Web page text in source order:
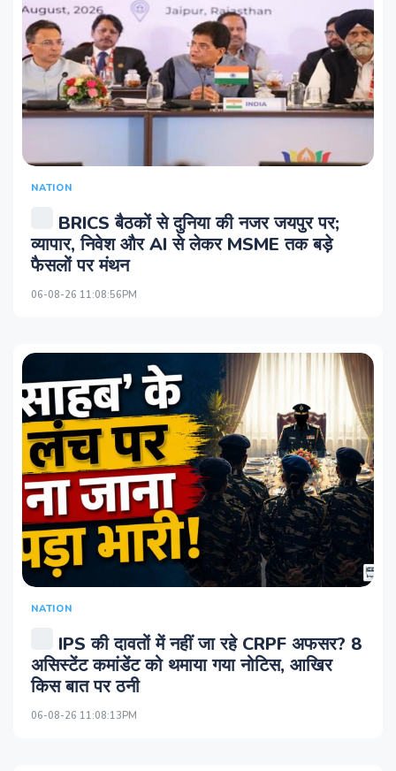
NATION
BRICS बैठकों से दुनिया की नजर जयपुर पर;
व्यापार, निवेश और AI से लेकर MSME तक बड़े
फैसलों पर मंथन
06-08-26 11:08:56PM
NATION
IPS की दावतों में नहीं जा रहे CRPF अफसर? 8
असिस्‍टेंट कमांडेंट को थमाया गया नोटिस, आखिर
किस बात पर ठनी
06-08-26 11:08:13PM